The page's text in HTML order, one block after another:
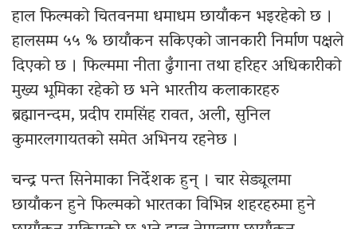
हाल फिल्मको चितवनमा धमाधम छायाँकन भइरहेको छ ।
हालसम्म ५५ % छायाँकन सकिएको जानकारी निर्माण पक्षले
दिएको छ । फिल्ममा नीता ढुँगाना तथा हरिहर अधिकारीको
मुख्य भूमिका रहेको छ भने भारतीय कलाकारहरु
ब्रह्मानन्दम, प्रदीप रामसिंह रावत, अली, सुनिल
कुमारलगायतको समेत अभिनय रहनेछ ।
चन्द्र पन्त सिनेमाका निर्देशक हुन् । चार सेड्यूलमा
छायाँकन हुने फिल्मको भारतका विभिन्न शहरहरुमा हुने